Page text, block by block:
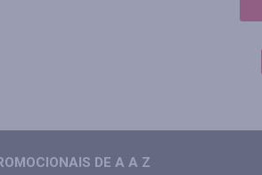
DE A A Z